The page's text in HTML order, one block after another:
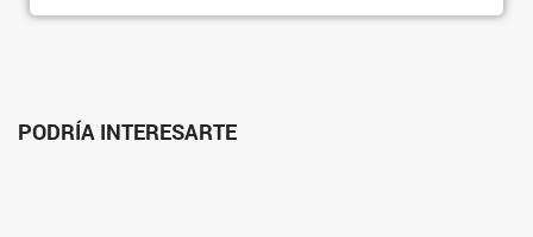
PODRÍA INTERESARTE